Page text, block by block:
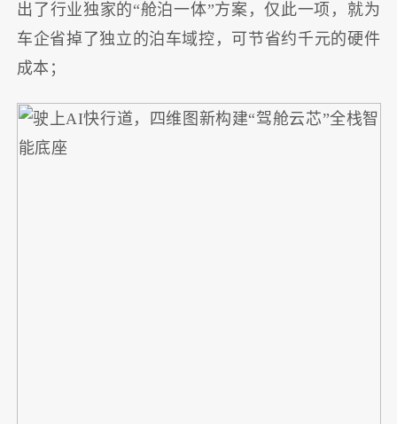
出了行业独家的“舱泊一体”方案，仅此一项，就为
车企省掉了独立的泊车域控，可节省约千元的硬件
成本；